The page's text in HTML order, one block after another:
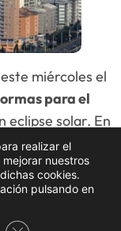
miércoles el
para el
eclipse solar. En
restricciones
la
, las
realizar el
nuestros
cookies.
pulsando en